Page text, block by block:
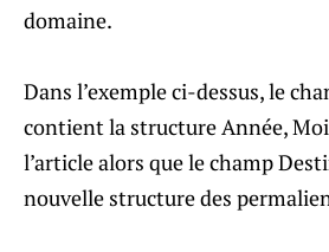
domaine.
Dans l’exemple ci-dessus, le
contient la structure Année,
l’article alors que le champ
nouvelle structure des